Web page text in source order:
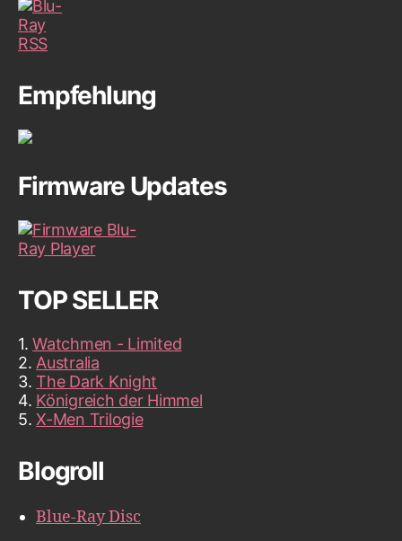
Empfehlung
Firmware Updates
TOP SELLER
1.Watchmen - Limited
2. Australia
3.The Dark Knight
4. Königreich der Himmel
5.X-Men Trilogie
Blogroll
Blue-Ray Disc